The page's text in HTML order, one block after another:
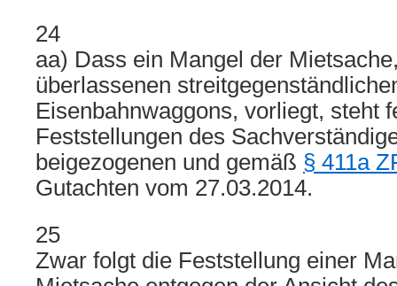
24
aa) Dass ein Mangel der
überlassenen
Eisenbahnwaggons, vorliegt, steht
Feststellungen des
beigezogenen und gemäß § 411a
Gutachten vom 27.03.2014.
25
Zwar folgt die Feststellung einer